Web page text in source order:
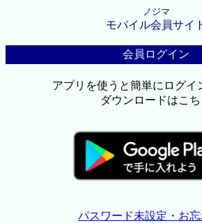
ノジマ
モバイル会員サイ
会員ログイン
アプリを使うと簡単にログイ
ダウンロードはこち
パスワード未設定・お